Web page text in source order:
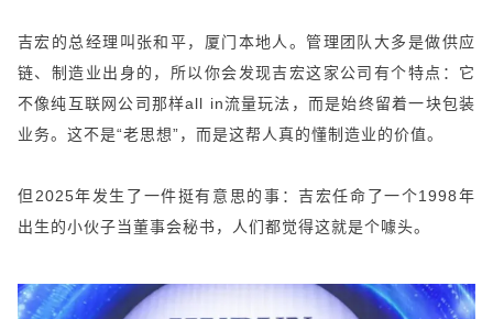
吉宏的总经理叫张和平，厦门本地人。管理团队大多是做供应
链、制造业出身的，所以你会发现吉宏这家公司有个特点：它
不像纯互联网公司那样all in流量玩法，而是始终留着一块包装
业务。这不是“老思想”，而是这帮人真的懂制造业的价值。
但2025年发生了一件挺有意思的事：吉宏任命了一个1998年
出生的小伙子当董事会秘书，人们都觉得这就是个噱头。